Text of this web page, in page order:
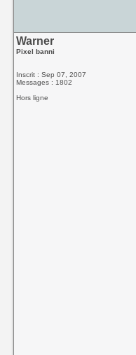
Warner
Pixel banni
Inscrit : Sep 07, 2007
Messages : 1802
Hors ligne